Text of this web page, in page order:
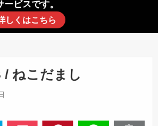
ービスです。
しくはこちら
/ ねこだまし